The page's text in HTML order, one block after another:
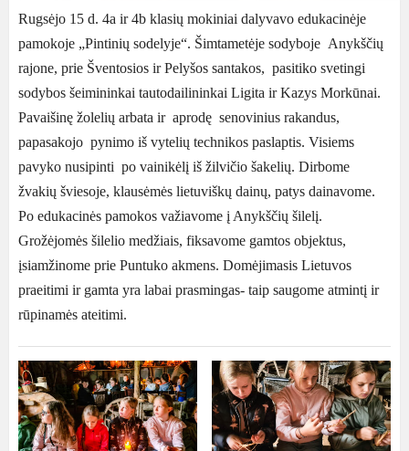
Rugsėjo 15 d. 4a ir 4b klasių mokiniai dalyvavo edukacinėje
pamokoje „Pintinių sodelyje“. Šimtametėje sodyboje Anykščių
rajone, prie Šventosios ir Pelyšos santakos, pasitiko svetingi
sodybos šeimininkai tautodailininkai Ligita ir Kazys Morkūnai.
Pavaišinę žolelių arbata ir aprodę senovinius rakandus,
papasakojo pynimo iš vytelių technikos paslaptis. Visiems
pavyko nusipinti po vainikėlį iš žilvičio šakelių. Dirbome
žvakių šviesoje, klausėmės lietuviškų dainų, patys dainavome.
Po edukacinės pamokos važiavome į Anykščių šilelį.
Grožėjomės šilelio medžiais, fiksavome gamtos objektus,
įsiamžinome prie Puntuko akmens. Domėjimasis Lietuvos
praeitimi ir gamta yra labai prasmingas- taip saugome atmintį ir
rūpinamės ateitimi.